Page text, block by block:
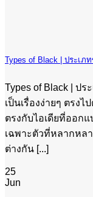
Types of Black | ประเภ
Types of Black |
เป็นเรื่องง่ายๆ ตรง
ตรงกับไอเดียที่ออก
เฉพาะตัวที่หลากหล
ต่างกัน [...]
25
Jun